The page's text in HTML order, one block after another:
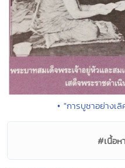
• "การบูชาอย่างเ
#เนื้อห